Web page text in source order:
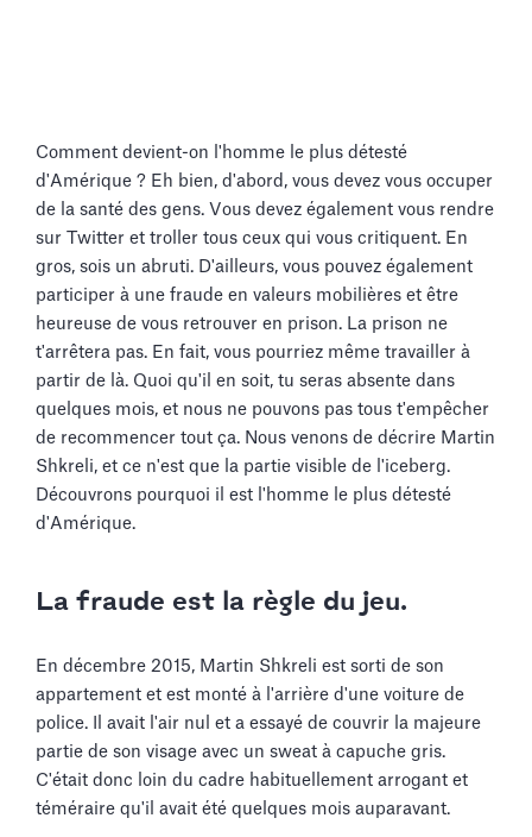
Comment devient-on l'homme le plus détesté
d'Amérique ? Eh bien, d'abord, vous devez vous occuper
de la santé des gens. Vous devez également vous rendre
sur Twitter et troller tous ceux qui vous critiquent. En
gros, sois un abruti. D'ailleurs, vous pouvez également
participer à une fraude en valeurs mobilières et être
heureuse de vous retrouver en prison. La prison ne
t'arrêtera pas. En fait, vous pourriez même travailler à
partir de là. Quoi qu'il en soit, tu seras absente dans
quelques mois, et nous ne pouvons pas tous t'empêcher
de recommencer tout ça. Nous venons de décrire Martin
Shkreli, et ce n'est que la partie visible de l'iceberg.
Découvrons pourquoi il est l'homme le plus détesté
d'Amérique.
La fraude est la règle du jeu.
En décembre 2015, Martin Shkreli est sorti de son
appartement et est monté à l'arrière d'une voiture de
police. Il avait l'air nul et a essayé de couvrir la majeure
partie de son visage avec un sweat à capuche gris.
C'était donc loin du cadre habituellement arrogant et
téméraire qu'il avait été quelques mois auparavant.